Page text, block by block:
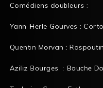
Comédiens doubleurs :
Yann-Herle Gourves :
Quentin Morvan :
Aziliz Bourges : Bouche